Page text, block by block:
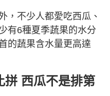
，不少人都愛吃西瓜、
有6種夏季蔬果的水分
的蔬果含水量更高達
拼 西瓜不是排第